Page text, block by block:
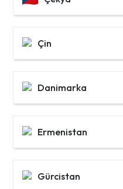
Çin
Danimarka
Ermenistan
Gürcistan